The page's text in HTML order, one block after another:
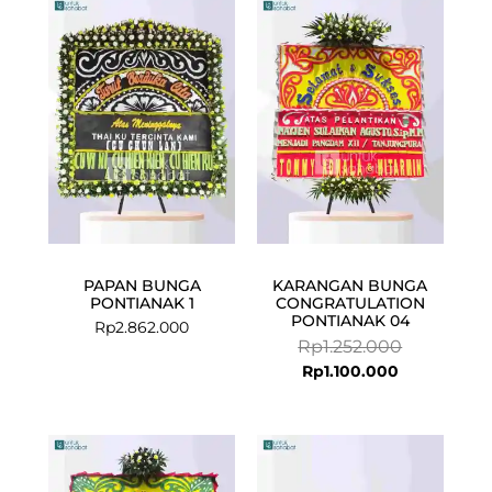
PAPAN BUNGA
PONTIANAK 1
Rp2.862.000
KARANGAN BUNGA
CONGRATULATION
PONTIANAK 04
Rp1.252.000
was:
Rp1.100.000
is:
Rp1.100.000.
price
price